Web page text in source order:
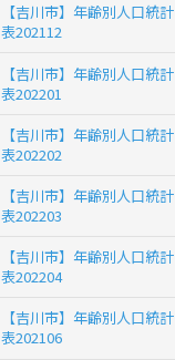
【吉川市】年齢別人口統計
表202112
【吉川市】年齢別人口統計
表202201
【吉川市】年齢別人口統計
表202202
【吉川市】年齢別人口統計
表202203
【吉川市】年齢別人口統計
表202204
【吉川市】年齢別人口統計
表202106